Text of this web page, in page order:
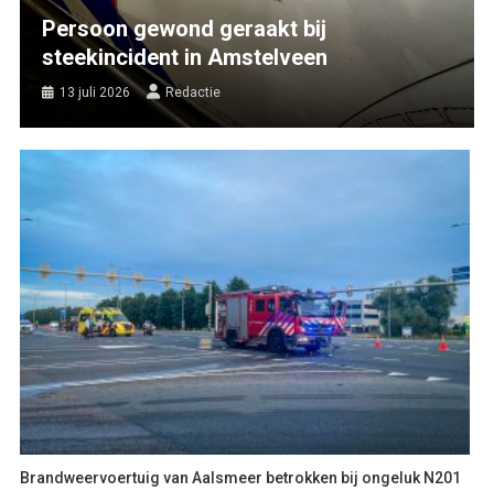
Persoon gewond geraakt bij
steekincident in Amstelveen
13 juli 2026 Redactie
Brandweervoertuig van Aalsmeer betrokken bij ongeluk N201